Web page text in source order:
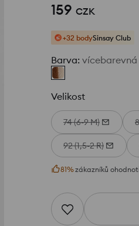
159 CZK
+32 bodySinsay Club
Barva: vícebarevná
Velikost
74 (6-9 M)
92 (1,5-2 R)
81%zákazníků